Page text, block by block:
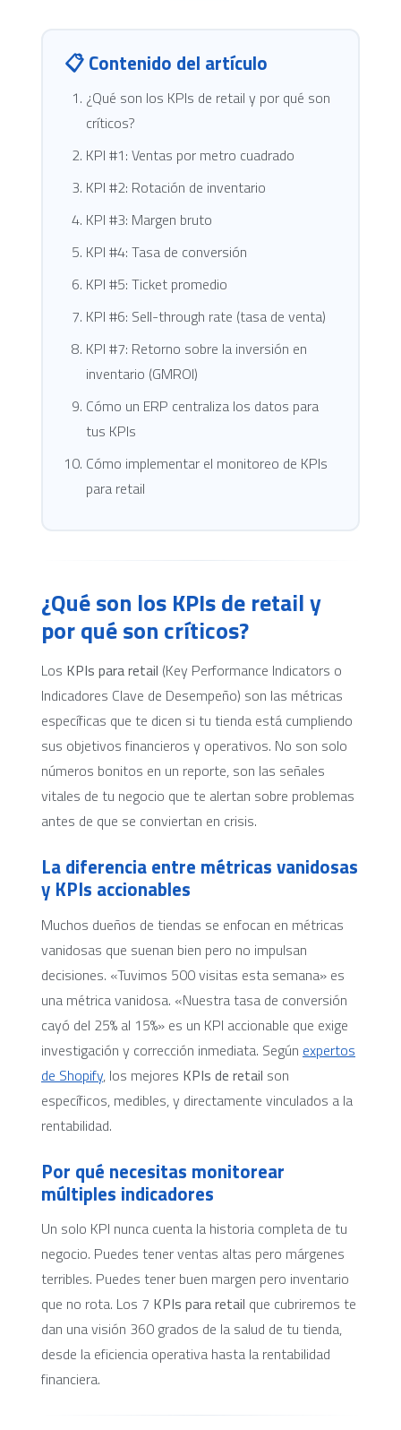
📋 Contenido del artículo
¿Qué son los KPIs de retail y por qué son
críticos?
KPI #1: Ventas por metro cuadrado
KPI #2: Rotación de inventario
KPI #3: Margen bruto
KPI #4: Tasa de conversión
KPI #5: Ticket promedio
KPI #6: Sell-through rate (tasa de venta)
KPI #7: Retorno sobre la inversión en
inventario (GMROI)
Cómo un ERP centraliza los datos para
tus KPIs
Cómo implementar el monitoreo de KPIs
para retail
¿Qué son los KPIs de retail y
por qué son críticos?
Los KPIs para retail (Key Performance Indicators o
Indicadores Clave de Desempeño) son las métricas
específicas que te dicen si tu tienda está cumpliendo
sus objetivos financieros y operativos. No son solo
números bonitos en un reporte, son las señales
vitales de tu negocio que te alertan sobre problemas
antes de que se conviertan en crisis.
La diferencia entre métricas vanidosas
y KPIs accionables
Muchos dueños de tiendas se enfocan en métricas
vanidosas que suenan bien pero no impulsan
decisiones. «Tuvimos 500 visitas esta semana» es
una métrica vanidosa. «Nuestra tasa de conversión
cayó del 25% al 15%» es un KPI accionable que exige
investigación y corrección inmediata. Según expertos
de Shopify, los mejores KPIs de retail son
específicos, medibles, y directamente vinculados a la
rentabilidad.
Por qué necesitas monitorear
múltiples indicadores
Un solo KPI nunca cuenta la historia completa de tu
negocio. Puedes tener ventas altas pero márgenes
terribles. Puedes tener buen margen pero inventario
que no rota. Los 7 KPIs para retail que cubriremos te
dan una visión 360 grados de la salud de tu tienda,
desde la eficiencia operativa hasta la rentabilidad
financiera.